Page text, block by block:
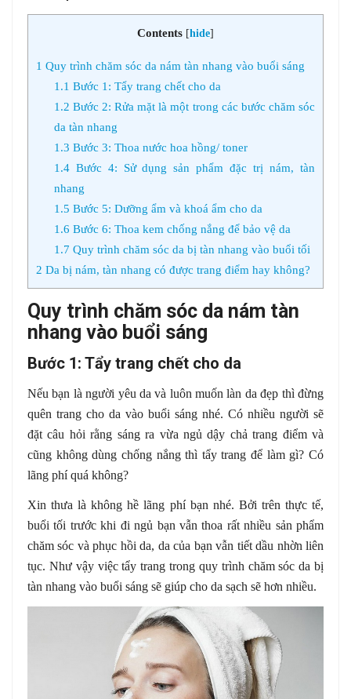
Contents [hide]
1 Quy trình chăm sóc da nám tàn nhang vào buổi sáng
1.1 Bước 1: Tẩy trang chết cho da
1.2 Bước 2: Rửa mặt là một trong các bước chăm sóc
da tàn nhang
1.3 Bước 3: Thoa nước hoa hồng/ toner
1.4Bước 4: Sử dụng sản phẩm đặc trị nám, tàn
nhang
1.5 Bước 5: Dưỡng ẩm và khoá ẩm cho da
1.6 Bước 6: Thoa kem chống nắng để bảo vệ da
1.7 Quy trình chăm sóc da bị tàn nhang vào buổi tối
2 Da bị nám, tàn nhang có được trang điểm hay không?
Quy trình chăm sóc da nám tàn
nhang vào buổi sáng
Bước 1: Tẩy trang chết cho da
Nếu bạn là người yêu da và luôn muốn làn da đẹp thì đừng
quên trang cho da vào buổi sáng nhé. Có nhiều người sẽ
đặt câu hỏi rằng sáng ra vừa ngủ dậy chả trang điểm và
cũng không dùng chống nắng thì tẩy trang để làm gì? Có
lãng phí quá không?
Xin thưa là không hề lãng phí bạn nhé. Bởi trên thực tế,
buổi tối trước khi đi ngủ bạn vẫn thoa rất nhiều sản phẩm
chăm sóc và phục hồi da, da của bạn vẫn tiết dầu nhờn liên
tục. Như vậy việc tẩy trang trong quy trình chăm sóc da bị
tàn nhang vào buổi sáng sẽ giúp cho da sạch sẽ hơn nhiều.